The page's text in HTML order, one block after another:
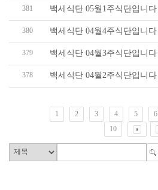
381 백세식단 05월1주식단입니다
380 백세식단 04월4주식단입니다
379 백세식단 04월3주식단입니다
378 백세식단 04월2주식단입니다
1 2 3 4 5 6
10